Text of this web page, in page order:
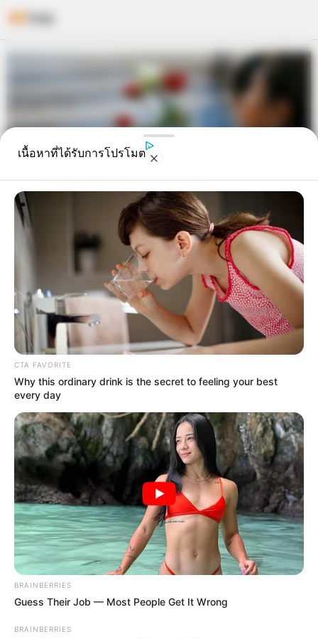
Skip
บทสวดมนต์ให้แฟนเก่า! สำหรับคนที่
ไม่ต้องการเจอกันอีกในชาติหน้า
เจ้าหมอดู 17 พ.ย. 2017 10
แชร์
คนส่วนมากมักจะไม่ทราบว่า ความเสียใจร้องไห้ ก็เป็นโทสะ
อย่างนึง ในขณะที่เราร้องไห้เสียใจ จิตจะเป็นโทสะค่ะ
วิธีเดียวที่จะให้อภัยได้คือ ใช้โยนิโสมนสิการเท่านั้น ถ้าเค้า
เคยทำร้ายคุณมาก่อน ก็ขอให้เมตตาสงสารเค้านะคะ
เค้าได้ทำกรรมแล้วคงไม่พ้นไปจากกรรมได้ ให้สงสารเค้า
เนื้อหาที่ได้รับการโปรโมต
CTA FAVORITE
Why this ordinary drink is the secret to feeling your best
every day
BRAINBERRIES
Guess Their Job — Most People Get It Wrong
BRAINBERRIES